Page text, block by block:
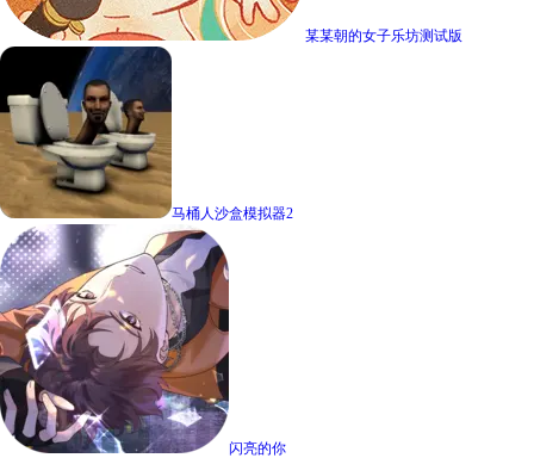
某某朝的女子乐坊测试版
马桶人沙盒模拟器2
闪亮的你